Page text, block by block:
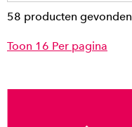
58 producten gevonden
Toon 16 Per pagina